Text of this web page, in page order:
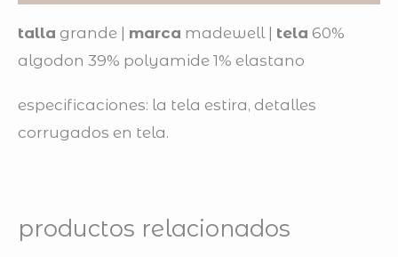
talla grande | marca madewell | tela 60%
algodon 39% polyamide 1% elastano
especificaciones: la tela estira, detalles
corrugados en tela.
productos relacionados